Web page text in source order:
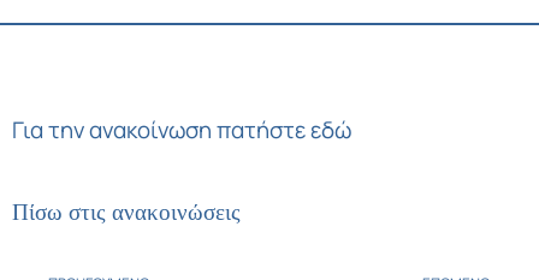
Για την ανακοίνωσηπατήστε εδώ
Πίσω στις ανακοινώσεις